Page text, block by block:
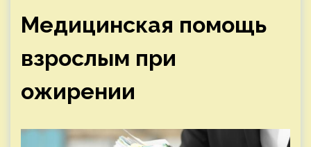
Медицинская помощь
взрослым при
ожирении